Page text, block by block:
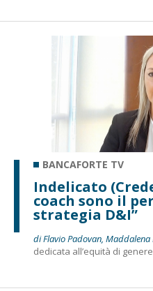
BANCAFORTE TV
Indelicato
coach sono il
strategia D&I”
di Flavio Padovan,
dedicata all’equità di